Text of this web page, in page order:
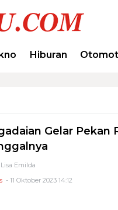
Hiburan
Gelar Pekan
Lisa Emilda
- 11 Oktober 2023 14:12